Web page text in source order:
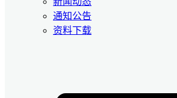
通知公告
资料下载